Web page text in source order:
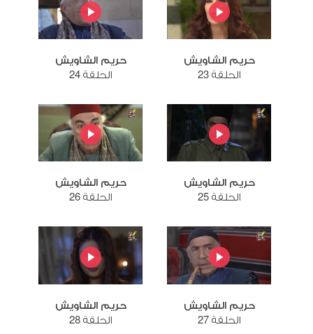
حريم الشاويش
الحلقة 23
حريم الشاويش
الحلقة 24
حريم الشاويش
الحلقة 25
حريم الشاويش
الحلقة 26
حريم الشاويش
الحلقة 27
حريم الشاويش
الحلقة 28